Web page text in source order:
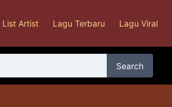
List Artist Lagu Terbaru Lagu Viral
Search